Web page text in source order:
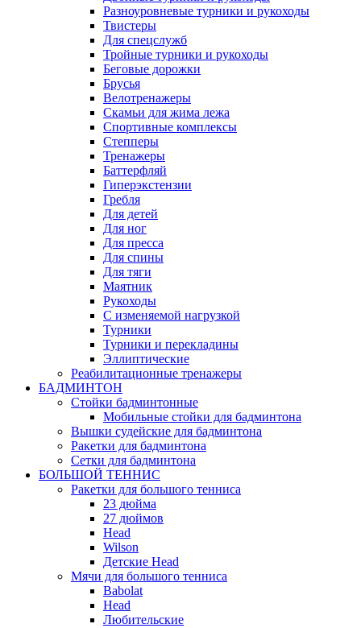
Разноуровневые турники и рукоходы
Твистеры
Для спецслужб
Тройные турники и рукоходы
Беговые дорожки
Брусья
Велотренажеры
Скамьи для жима лежа
Спортивные комплексы
Степперы
Тренажеры
Баттерфляй
Гиперэкстензии
Гребля
Для детей
Для ног
Для пресса
Для спины
Для тяги
Маятник
Рукоходы
С изменяемой нагрузкой
Турники
Турники и перекладины
Эллиптические
Реабилитационные тренажеры
БАДМИНТОН
Стойки бадминтонные
Мобильные стойки для бадминтона
Вышки судейские для бадминтона
Ракетки для бадминтона
Сетки для бадминтона
БОЛЬШОЙ ТЕННИС
Ракетки для большого тенниса
23 дюйма
27 дюймов
Head
Wilson
Детские Head
Мячи для большого тенниса
Babolat
Head
Любительские